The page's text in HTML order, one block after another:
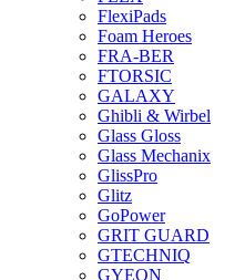
FlexiPads
Foam Heroes
FRA-BER
FTORSIC
GALAXY
Ghibli & Wirbel
Glass Gloss
Glass Mechanix
GlissPro
Glitz
GoPower
GRIT GUARD
GTECHNIQ
GYEON